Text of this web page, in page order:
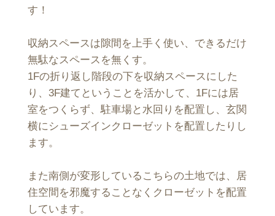
す！
収納スペースは隙間を上手く使い、できるだけ
無駄なスペースを無くす。
1Fの折り返し階段の下を収納スペースにした
り、3F建てということを活かして、1Fには居
室をつくらず、駐車場と水回りを配置し、玄関
横にシューズインクローゼットを配置したりし
ます。
また南側が変形しているこちらの土地では、居
住空間を邪魔することなくクローゼットを配置
しています。